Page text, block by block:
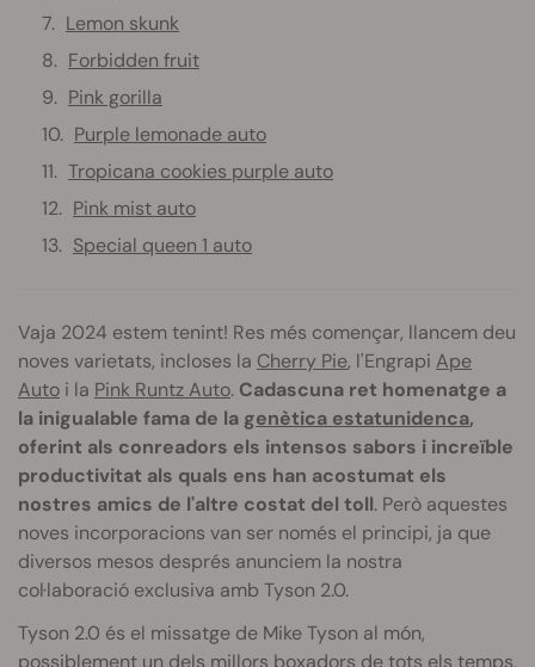
Lemon skunk
Forbidden fruit
Pink gorilla
Purple lemonade auto
Tropicana cookies purple auto
Pink mist auto
Special queen 1 auto
Vaja 2024 estem tenint! Res més començar, llancem deu
noves varietats, incloses la Cherry Pie, l'Engrapi Ape
Auto i la Pink Runtz Auto. Cadascuna ret homenatge a
la inigualable fama de la genètica estatunidenca,
oferint als conreadors els intensos sabors i increïble
productivitat als quals ens han acostumat els
nostres amics de l'altre costat del toll. Però aquestes
noves incorporacions van ser només el principi, ja que
diversos mesos després anunciem la nostra
col·laboració exclusiva amb Tyson 2.0.
Tyson 2.0 és el missatge de Mike Tyson al món,
possiblement un dels millors boxadors de tots els temps,